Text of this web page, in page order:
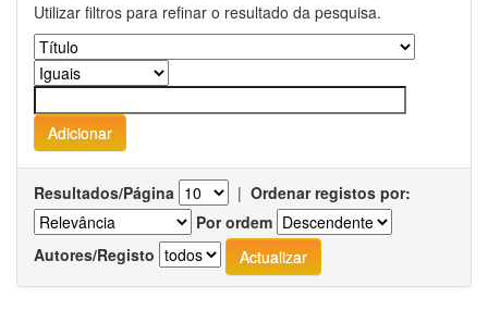
Utilizar filtros para refinar o resultado da pesquisa.
Resultados/Página | Ordenar registos por:
Por ordem
Autores/Registo